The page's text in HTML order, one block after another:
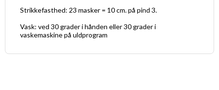
Strikkefasthed: 23 masker = 10 cm. på pind 3.
Vask: ved 30 grader i hånden eller 30 grader i
vaskemaskine på uldprogram